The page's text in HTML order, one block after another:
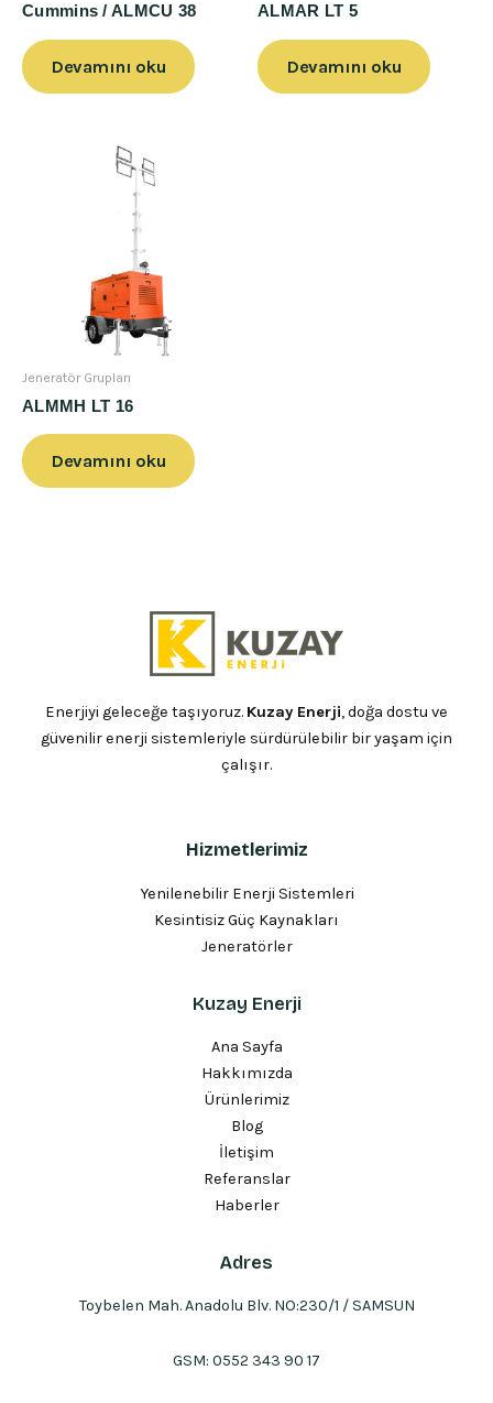
Cummins / ALMCU 38
Devamını oku
ALMAR LT 5
Devamını oku
Jeneratör Grupları
ALMMH LT 16
Devamını oku
Enerjiyi geleceğe taşıyoruz. Kuzay Enerji, doğa dostu ve
güvenilir enerji sistemleriyle sürdürülebilir bir yaşam için
çalışır.
Hizmetlerimiz
Yenilenebilir Enerji Sistemleri
Kesintisiz Güç Kaynakları
Jeneratörler
Kuzay Enerji
Ana Sayfa
Hakkımızda
Ürünlerimiz
Blog
İletişim
Referanslar
Haberler
Adres
Toybelen Mah. Anadolu Blv. NO:230/1 / SAMSUN
GSM: 0552 343 90 17